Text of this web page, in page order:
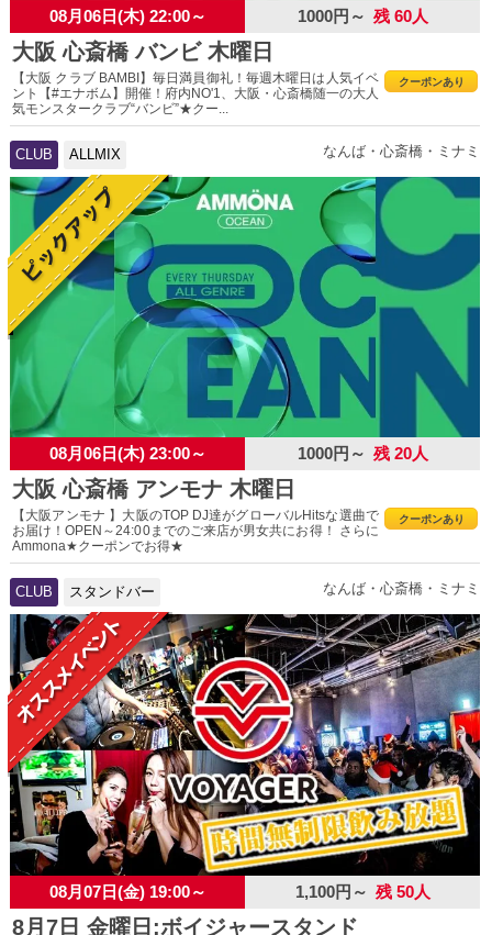
08月06日(木) 22:00～ 1000円～ 残 60人
大阪 心斎橋 バンビ 木曜日
クーポンあり
【大阪 クラブ BAMBI】毎日満員御礼！毎週木曜日は人気イベ
ント【#エナボム】開催！府内NO'1、大阪・心斎橋随一の大人
気モンスタークラブ“バンビ”★クー...
CLUB ALLMIX なんば・心斎橋・ミナミ
08月06日(木) 23:00～ 1000円～ 残 20人
大阪 心斎橋 アンモナ 木曜日
クーポンあり
【大阪アンモナ 】大阪のTOP DJ達がグローバルHitsな選曲で
お届け！OPEN～24:00までのご来店が男女共にお得！ さらに
Ammona★クーポンでお得★
CLUB スタンドバー なんば・心斎橋・ミナミ
08月07日(金) 19:00～ 1,100円～ 残 50人
8月7日 金曜日:ボイジャースタンド